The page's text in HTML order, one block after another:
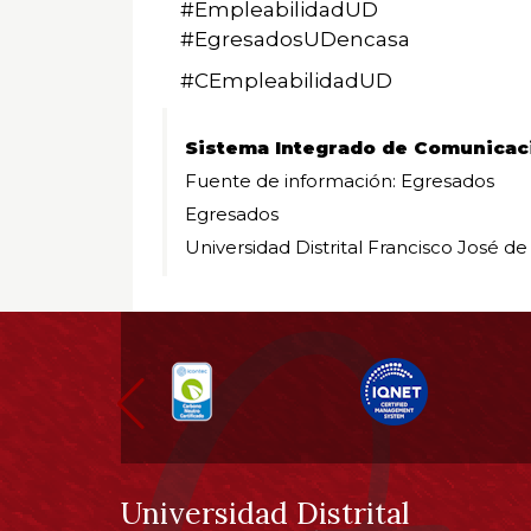
#EmpleabilidadUD
#EgresadosUDencasa
#CEmpleabilidadUD
Sistema Integrado de
Fuente de información: Egresados
Egresados
Universidad Distrital Francisco José de
Información
pie
de
Universidad Distrital